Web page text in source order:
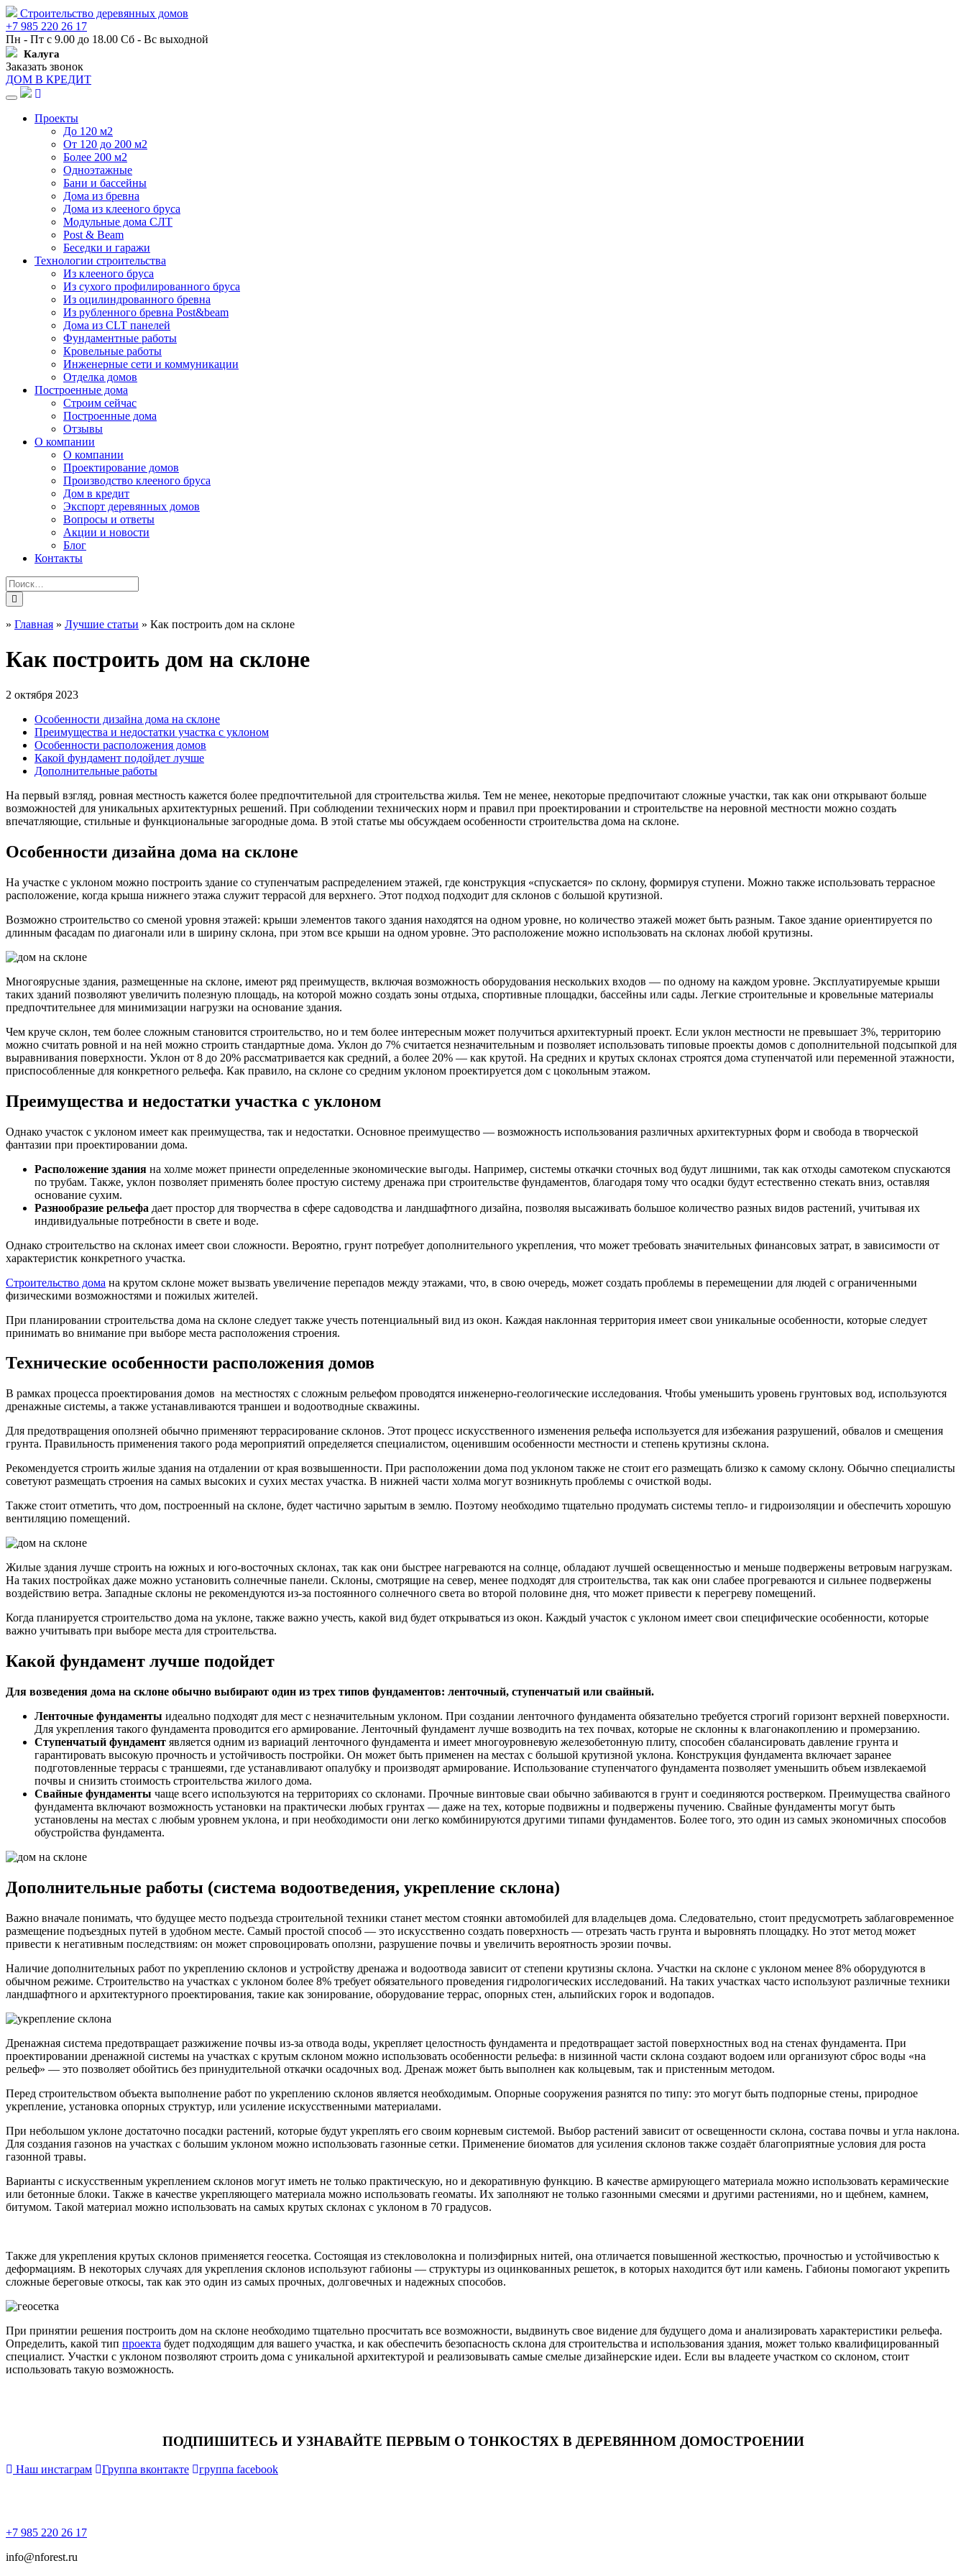
Строительство деревянных домов
+7 985 220 26 17
Пн - Пт с 9.00 до 18.00 Сб - Вс выходной
Калуга
Заказать звонок
ДОМ В КРЕДИТ
Навигация
Проекты
До 120 м2
От 120 до 200 м2
Более 200 м2
Одноэтажные
Бани и бассейны
Дома из бревна
Дома из клееного бруса
Модульные дома СЛТ
Post & Beam
Беседки и гаражи
Технологии строительства
Из клееного бруса
Из сухого профилированного бруса
Из оцилиндрованного бревна
Из рубленного бревна Post&beam
Дома из CLT панелей
Фундаментные работы
Кровельные работы
Инженерные сети и коммуникации
Отделка домов
Построенные дома
Строим сейчас
Построенные дома
Отзывы
О компании
О компании
Проектирование домов
Производство клееного бруса
Дом в кредит
Экспорт деревянных домов
Вопросы и ответы
Акции и новости
Блог
Контакты
» Главная » Лучшие статьи » Как построить дом на склоне
Как построить дом на склоне
2 октября 2023
Особенности дизайна дома на склоне
Преимущества и недостатки участка с уклоном
Особенности расположения домов
Какой фундамент подойдет лучше
Дополнительные работы
На первый взгляд, ровная местность кажется более предпочтительной для строительства жилья. Тем не менее, некоторые предпочитают сложные участки, так как они открывают больше
возможностей для уникальных архитектурных решений. При соблюдении технических норм и правил при проектировании и строительстве на неровной местности можно создать
впечатляющие, стильные и функциональные загородные дома. В этой статье мы обсуждаем особенности строительства дома на склоне.
Особенности дизайна дома на склоне
На участке с уклоном можно построить здание со ступенчатым распределением этажей, где конструкция «спускается» по склону, формируя ступени. Можно также использовать террасное
расположение, когда крыша нижнего этажа служит террасой для верхнего. Этот подход подходит для склонов с большой крутизной.
Возможно строительство со сменой уровня этажей: крыши элементов такого здания находятся на одном уровне, но количество этажей может быть разным. Такое здание ориентируется по
длинным фасадам по диагонали или в ширину склона, при этом все крыши на одном уровне. Это расположение можно использовать на склонах любой крутизны.
Многоярусные здания, размещенные на склоне, имеют ряд преимуществ, включая возможность оборудования нескольких входов — по одному на каждом уровне. Эксплуатируемые крыши
таких зданий позволяют увеличить полезную площадь, на которой можно создать зоны отдыха, спортивные площадки, бассейны или сады. Легкие строительные и кровельные материалы
предпочтительнее для минимизации нагрузки на основание здания.
Чем круче склон, тем более сложным становится строительство, но и тем более интересным может получиться архитектурный проект. Если уклон местности не превышает 3%, территорию
можно считать ровной и на ней можно строить стандартные дома. Уклон до 7% считается незначительным и позволяет использовать типовые проекты домов с дополнительной подсыпкой для
выравнивания поверхности. Уклон от 8 до 20% рассматривается как средний, а более 20% — как крутой. На средних и крутых склонах строятся дома ступенчатой или переменной этажности,
приспособленные для конкретного рельефа. Как правило, на склоне со средним уклоном проектируется дом с цокольным этажом.
Преимущества и недостатки участка с уклоном
Однако участок с уклоном имеет как преимущества, так и недостатки. Основное преимущество — возможность использования различных архитектурных форм и свобода в творческой
фантазии при проектировании дома.
Расположение здания на холме может принести определенные экономические выгоды. Например, системы откачки сточных вод будут лишними, так как отходы самотеком спускаются
по трубам. Также, уклон позволяет применять более простую систему дренажа при строительстве фундаментов, благодаря тому что осадки будут естественно стекать вниз, оставляя
основание сухим.
Разнообразие рельефа дает простор для творчества в сфере садоводства и ландшафтного дизайна, позволяя высаживать большое количество разных видов растений, учитывая их
индивидуальные потребности в свете и воде.
Однако строительство на склонах имеет свои сложности. Вероятно, грунт потребует дополнительного укрепления, что может требовать значительных финансовых затрат, в зависимости от
характеристик конкретного участка.
Строительство дома на крутом склоне может вызвать увеличение перепадов между этажами, что, в свою очередь, может создать проблемы в перемещении для людей с ограниченными
физическими возможностями и пожилых жителей.
При планировании строительства дома на склоне следует также учесть потенциальный вид из окон. Каждая наклонная территория имеет свои уникальные особенности, которые следует
принимать во внимание при выборе места расположения строения.
Технические особенности расположения домов
В рамках процесса проектирования домов на местностях с сложным рельефом проводятся инженерно-геологические исследования. Чтобы уменьшить уровень грунтовых вод, используются
дренажные системы, а также устанавливаются траншеи и водоотводные скважины.
Для предотвращения оползней обычно применяют террасирование склонов. Этот процесс искусственного изменения рельефа используется для избежания разрушений, обвалов и смещения
грунта. Правильность применения такого рода мероприятий определяется специалистом, оценившим особенности местности и степень крутизны склона.
Рекомендуется строить жилые здания на отдалении от края возвышенности. При расположении дома под уклоном также не стоит его размещать близко к самому склону. Обычно специалисты
советуют размещать строения на самых высоких и сухих местах участка. В нижней части холма могут возникнуть проблемы с очисткой воды.
Также стоит отметить, что дом, построенный на склоне, будет частично зарытым в землю. Поэтому необходимо тщательно продумать системы тепло- и гидроизоляции и обеспечить хорошую
вентиляцию помещений.
Жилые здания лучше строить на южных и юго-восточных склонах, так как они быстрее нагреваются на солнце, обладают лучшей освещенностью и меньше подвержены ветровым нагрузкам.
На таких постройках даже можно установить солнечные панели. Склоны, смотрящие на север, менее подходят для строительства, так как они слабее прогреваются и сильнее подвержены
воздействию ветра. Западные склоны не рекомендуются из-за постоянного солнечного света во второй половине дня, что может привести к перегреву помещений.
Когда планируется строительство дома на уклоне, также важно учесть, какой вид будет открываться из окон. Каждый участок с уклоном имеет свои специфические особенности, которые
важно учитывать при выборе места для строительства.
Какой фундамент лучше подойдет
Для возведения дома на склоне обычно выбирают один из трех типов фундаментов: ленточный, ступенчатый или свайный.
Ленточные фундаменты идеально подходят для мест с незначительным уклоном. При создании ленточного фундамента обязательно требуется строгий горизонт верхней поверхности.
Для укрепления такого фундамента проводится его армирование. Ленточный фундамент лучше возводить на тех почвах, которые не склонны к влагонакоплению и промерзанию.
Ступенчатый фундамент является одним из вариаций ленточного фундамента и имеет многоуровневую железобетонную плиту, способен сбалансировать давление грунта и
гарантировать высокую прочность и устойчивость постройки. Он может быть применен на местах с большой крутизной уклона. Конструкция фундамента включает заранее
подготовленные террасы с траншеями, где устанавливают опалубку и производят армирование. Использование ступенчатого фундамента позволяет уменьшить объем извлекаемой
почвы и снизить стоимость строительства жилого дома.
Свайные фундаменты чаще всего используются на территориях со склонами. Прочные винтовые сваи обычно забиваются в грунт и соединяются ростверком. Преимущества свайного
фундамента включают возможность установки на практически любых грунтах — даже на тех, которые подвижны и подвержены пучению. Свайные фундаменты могут быть
установлены на местах с любым уровнем уклона, и при необходимости они легко комбинируются другими типами фундаментов. Более того, это один из самых экономичных способов
обустройства фундамента.
Дополнительные работы (система водоотведения, укрепление склона)
Важно вначале понимать, что будущее место подъезда строительной техники станет местом стоянки автомобилей для владельцев дома. Следовательно, стоит предусмотреть заблаговременное
размещение подъездных путей в удобном месте. Самый простой способ — это искусственно создать поверхность — отрезать часть грунта и выровнять площадку. Но этот метод может
привести к негативным последствиям: он может спровоцировать оползни, разрушение почвы и увеличить вероятность эрозии почвы.
Наличие дополнительных работ по укреплению склонов и устройству дренажа и водоотвода зависит от степени крутизны склона. Участки на склоне с уклоном менее 8% оборудуются в
обычном режиме. Строительство на участках с уклоном более 8% требует обязательного проведения гидрологических исследований. На таких участках часто используют различные техники
ландшафтного и архитектурного проектирования, такие как зонирование, оборудование террас, опорных стен, альпийских горок и водопадов.
Дренажная система предотвращает разжижение почвы из-за отвода воды, укрепляет целостность фундамента и предотвращает застой поверхностных вод на стенах фундамента. При
проектировании дренажной системы на участках с крутым склоном можно использовать особенности рельефа: в низинной части склона создают водоем или организуют сброс воды «на
рельеф» — это позволяет обойтись без принудительной откачки осадочных вод. Дренаж может быть выполнен как кольцевым, так и пристенным методом.
Перед строительством объекта выполнение работ по укреплению склонов является необходимым. Опорные сооружения разнятся по типу: это могут быть подпорные стены, природное
укрепление, установка опорных структур, или усиление искусственными материалами.
При небольшом уклоне достаточно посадки растений, которые будут укреплять его своим корневым системой. Выбор растений зависит от освещенности склона, состава почвы и угла наклона.
Для создания газонов на участках с большим уклоном можно использовать газонные сетки. Применение биоматов для усиления склонов также создаёт благоприятные условия для роста
газонной травы.
Варианты с искусственным укреплением склонов могут иметь не только практическую, но и декоративную функцию. В качестве армирующего материала можно использовать керамические
или бетонные блоки. Также в качестве укрепляющего материала можно использовать геоматы. Их заполняют не только газонными смесями и другими растениями, но и щебнем, камнем,
битумом. Такой материал можно использовать на самых крутых склонах с уклоном в 70 градусов.
Также для укрепления крутых склонов применяется геосетка. Состоящая из стекловолокна и полиэфирных нитей, она отличается повышенной жесткостью, прочностью и устойчивостью к
деформациям. В некоторых случаях для укрепления склонов используют габионы — структуры из оцинкованных решеток, в которых находится бут или камень. Габионы помогают укрепить
сложные береговые откосы, так как это один из самых прочных, долговечных и надежных способов.
При принятии решения построить дом на склоне необходимо тщательно просчитать все возможности, выдвинуть свое видение для будущего дома и анализировать характеристики рельефа.
Определить, какой тип проекта будет подходящим для вашего участка, и как обеспечить безопасность склона для строительства и использования здания, может только квалифицированный
специалист. Участки с уклоном позволяют строить дома с уникальной архитектурой и реализовывать самые смелые дизайнерские идеи. Если вы владеете участком со склоном, стоит
использовать такую возможность.
ПОДПИШИТЕСЬ И УЗНАВАЙТЕ ПЕРВЫМ О ТОНКОСТЯХ В ДЕРЕВЯННОМ ДОМОСТРОЕНИИ
Наш инстаграм Группа вконтакте группа facebook
+7 985 220 26 17
info@nforest.ru